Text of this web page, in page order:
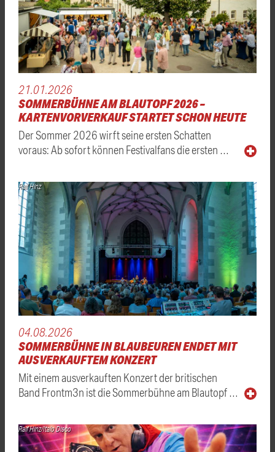
21.01.2026
SOMMERBÜHNE AM BLAUTOPF 2026 –
KARTENVORVERKAUF STARTET SCHON HEUTE
Der Sommer 2026 wirft seine ersten Schatten
voraus: Ab sofort können Festivalfans die ersten …
Ralf Hinz
04.08.2026
SOMMERBÜHNE IN BLAUBEUREN ENDET MIT
AUSVERKAUFTEM KONZERT
Mit einem ausverkauften Konzert der britischen
Band Frontm3n ist die Sommerbühne am Blautopf …
Ralf Hinz/Italo Disco